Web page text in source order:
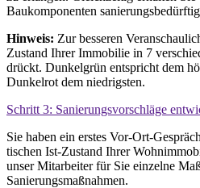
Bau­komponenten
Hinweis: Zur besseren
Zustand Ihrer Immobilie in 7
drückt. Dunkel­grün entspricht dem
Dunkel­rot dem niedrigsten.
Schritt 3: Sanierungs­vorschläge
Sie haben ein erstes Vor-Ort-
tischen Ist-Zustand Ihrer
unser Mitarbeiter für Sie einzelne
Sanierungs­maßnahmen.